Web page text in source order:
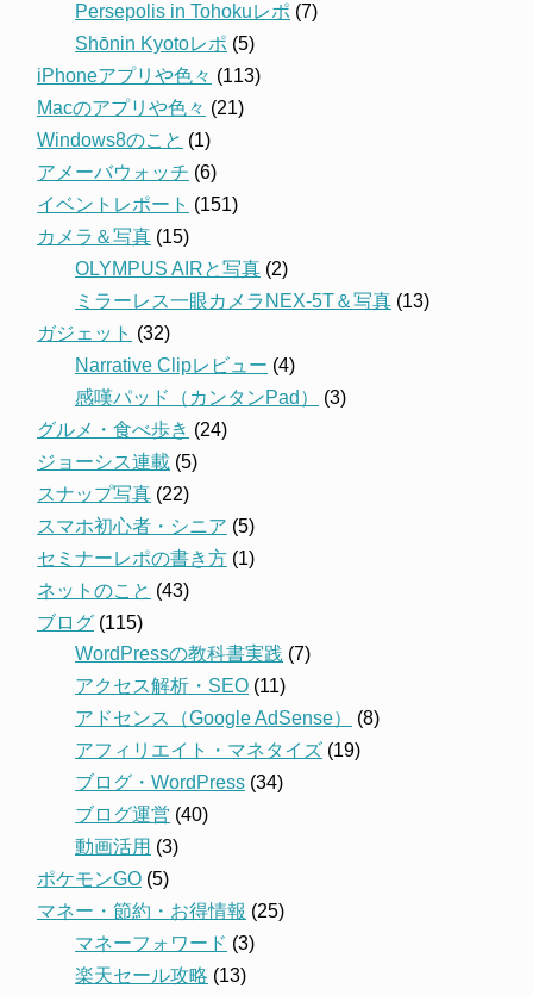
Persepolis in Tohokuレポ (7)
Shōnin Kyotoレポ (5)
iPhoneアプリや色々 (113)
Macのアプリや色々 (21)
Windows8のこと (1)
アメーバウォッチ (6)
イベントレポート (151)
カメラ＆写真 (15)
OLYMPUS AIRと写真 (2)
ミラーレス一眼カメラNEX-5T＆写真 (13)
ガジェット (32)
Narrative Clipレビュー (4)
感嘆パッド（カンタンPad）
(3)
グルメ・食べ歩き (24)
ジョーシス連載 (5)
スナップ写真 (22)
スマホ初心者・シニア (5)
セミナーレポの書き方 (1)
ネットのこと (43)
ブログ (115)
WordPressの教科書実践 (7)
アクセス解析・SEO (11)
アドセンス（Google AdSense）
(8)
アフィリエイト・マネタイズ (19)
ブログ・WordPress (34)
ブログ運営 (40)
動画活用 (3)
ポケモンGO (5)
マネー・節約・お得情報 (25)
マネーフォワード (3)
楽天セール攻略 (13)